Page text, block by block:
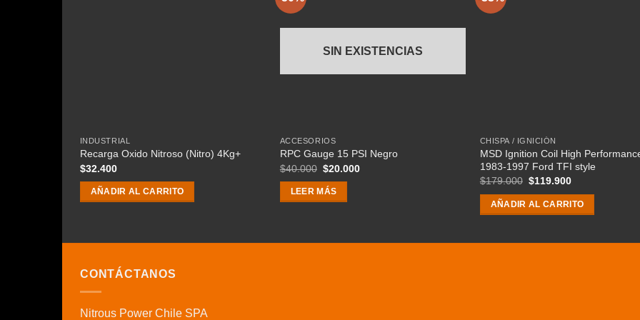
INDUSTRIAL
Recarga Oxido Nitroso (Nitro) 4Kg+
$32.400
AÑADIR AL CARRITO
SIN EXISTENCIAS
ACCESORIOS
RPC Gauge 15 PSI Negro
$40.000 El
original
era:
$20.000El
LEER MÁS
CHISPA / IGNICIÓN
MSD Ignition Coil High
1983-1997 Ford TFI style
$179.000 El
original
era:
$119.900El
actual
es:
AÑADIR AL CARRITO
CONTÁCTANOS
Nitrous Power Chile SPA